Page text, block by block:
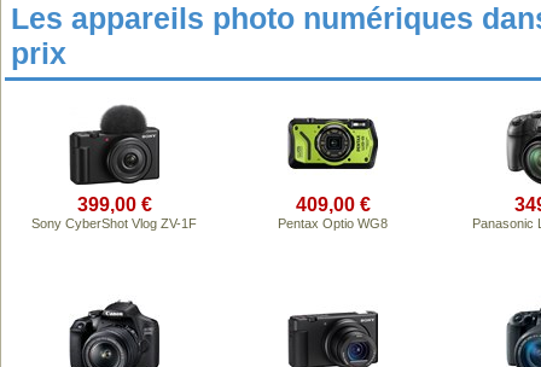
Les appareils photo numériques
prix
399,00 €
Sony CyberShot Vlog ZV-1F
409,00 €
Pentax Optio WG8 Panasonic